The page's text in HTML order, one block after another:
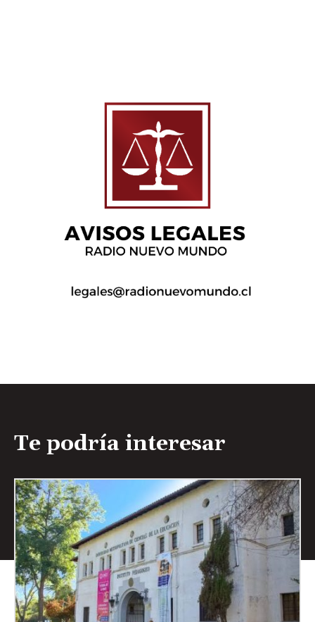
Te podría interesar